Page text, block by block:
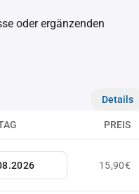
oder ergänzenden
Details
PREIS
15,90€